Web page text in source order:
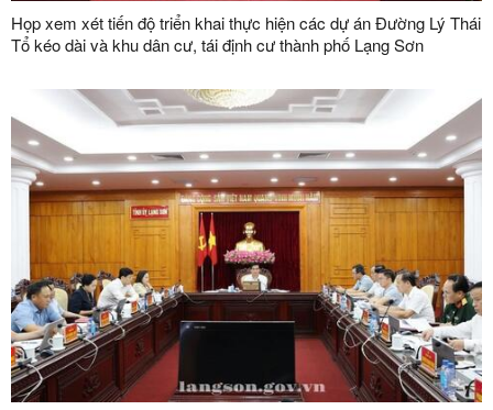
Họp xem xét tiến độ triển khai thực hiện các dự án Đường Lý Thái
Tổ kéo dài và khu dân cư, tái định cư thành phố Lạng Sơn